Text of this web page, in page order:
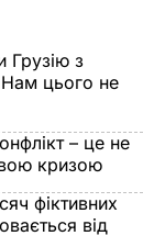
Грузію з
Нам цього не
– це не
кризою
фіктивних
від